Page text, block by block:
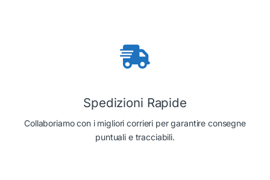
Spedizioni Rapide
Collaboriamo con i migliori corrieri per garantire consegne
puntuali e tracciabili.